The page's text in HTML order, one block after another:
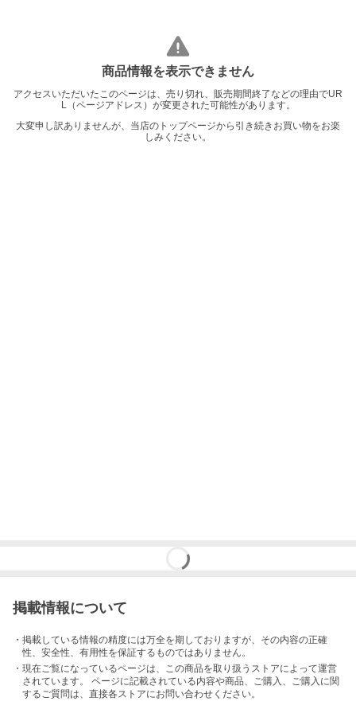
商品情報を表示できません
アクセスいただいたこのページは、売り切れ、販売期間終了などの理由でUR
L（ページアドレス）が変更された可能性があります。
大変申し訳ありませんが、当店のトップページから引き続きお買い物をお楽
しみください。
掲載情報について
・掲載している情報の精度には万全を期しておりますが、その内容の正確
性、安全性、有用性を保証するものではありません。
・現在ご覧になっているページは、この商品を取り扱うストアによって運営
されています。 ページに記載されている内容や商品、ご購入 、ご購入に関
するご質問は、直接各ストアにお問い合わせください。